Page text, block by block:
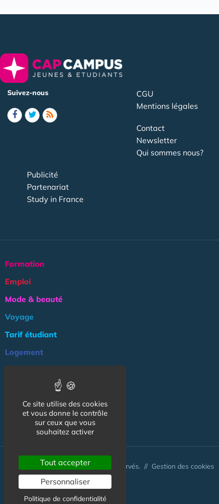
Suivez-nous
CGU
Mentions légales
Contact
Newsletter
Qui sommes nous?
Publicité
Partenariat
Study in France
Formation
Emploi
Mode & beauté
Voyage
Tarif étudiant
Logement
Association
NOS AUTRES SITES :
© CapCampus 2026 - Tous droits réservés. // Gestion des cookies
Ce site utilise des cookies
et vous donne le contrôle
sur ceux que vous
souhaitez activer
Tout accepter
Personnaliser
Politique de confidentialité